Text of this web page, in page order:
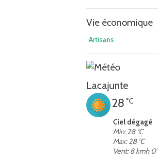
Vie économique
Artisans
Lacajunte
28 °C
Ciel dégagé
Min: 28 °C
Max: 28 °C
Vent: 8 kmh 0°